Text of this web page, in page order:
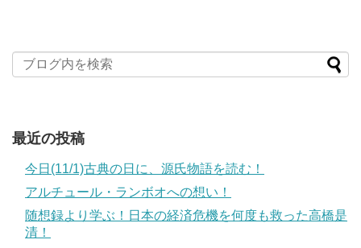
最近の投稿
今日(11/1)古典の日に、源氏物語を読む！
アルチュール・ランボオへの想い！
随想録より学ぶ！日本の経済危機を何度も救った高橋是
清！